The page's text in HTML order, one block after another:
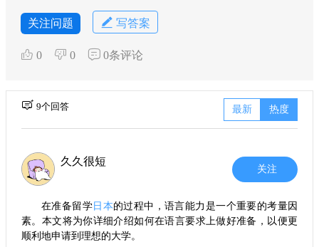
关注问题 写答案
0 0 0条评论
9个回答 最新 热度
久久很短
关注
在准备留学 日本的过程中，语言能力是一个重要的考量因
素。本文将为你详细介绍如何在语言要求上做好准备，以便更
顺利地申请到理想的大学。